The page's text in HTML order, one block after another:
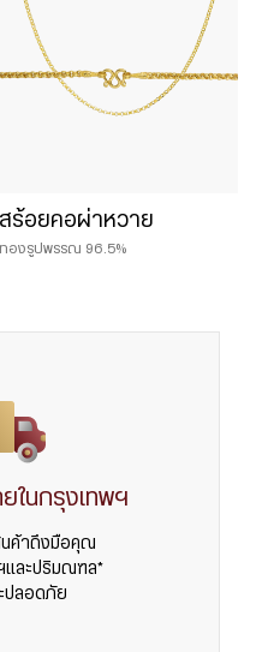
สร้อยคอผ่าหวาย
ทองรูปพรรณ 96.5%
ในกรุงเทพฯ
ค้าถึงมือคุณ
และปริมณฑล*
ปลอดภัย